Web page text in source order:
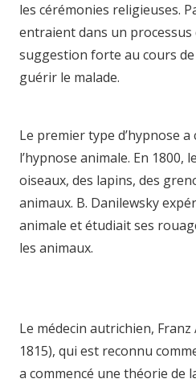
les cérémonies religieuses.
entraient dans un processus
suggestion forte au cours
guérir le malade.
Le premier type d’hypnose a
l’hypnose animale. En 1800,
oiseaux, des lapins, des
animaux. B. Danilewsky
animale et étudiait ses
les animaux.
Le médecin autrichien,
1815), qui est reconnu
a commencé une théorie de